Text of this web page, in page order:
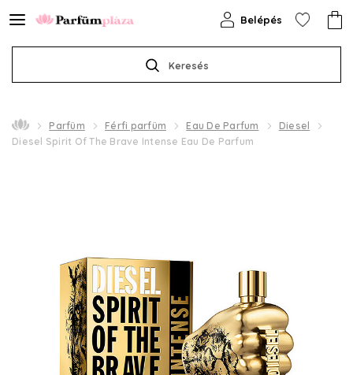
Keresés
Belépés
Parfüm Férfi parfüm Eau De Parfum
Diesel
Diesel Spirit Of The Brave Intense Eau De Parfum